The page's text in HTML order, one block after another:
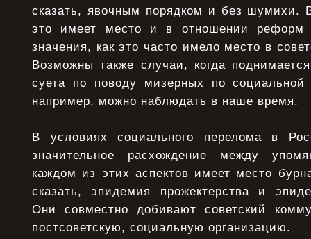
сказать, явочным порядком и без шумихи.
это имеет место и в отношении реформ
значения, как это часто имело место в
Возможны также случаи, когда
суета по поводу мизерных по
например, можно наблюдать в наше время.
В условиях социального перелома в
значительное расхождение между
каждом из этих аспектов имеет место
сказать, эпидемия прожектерства и
Они совместно добивают советский
постсоветскую, социальную организацию.